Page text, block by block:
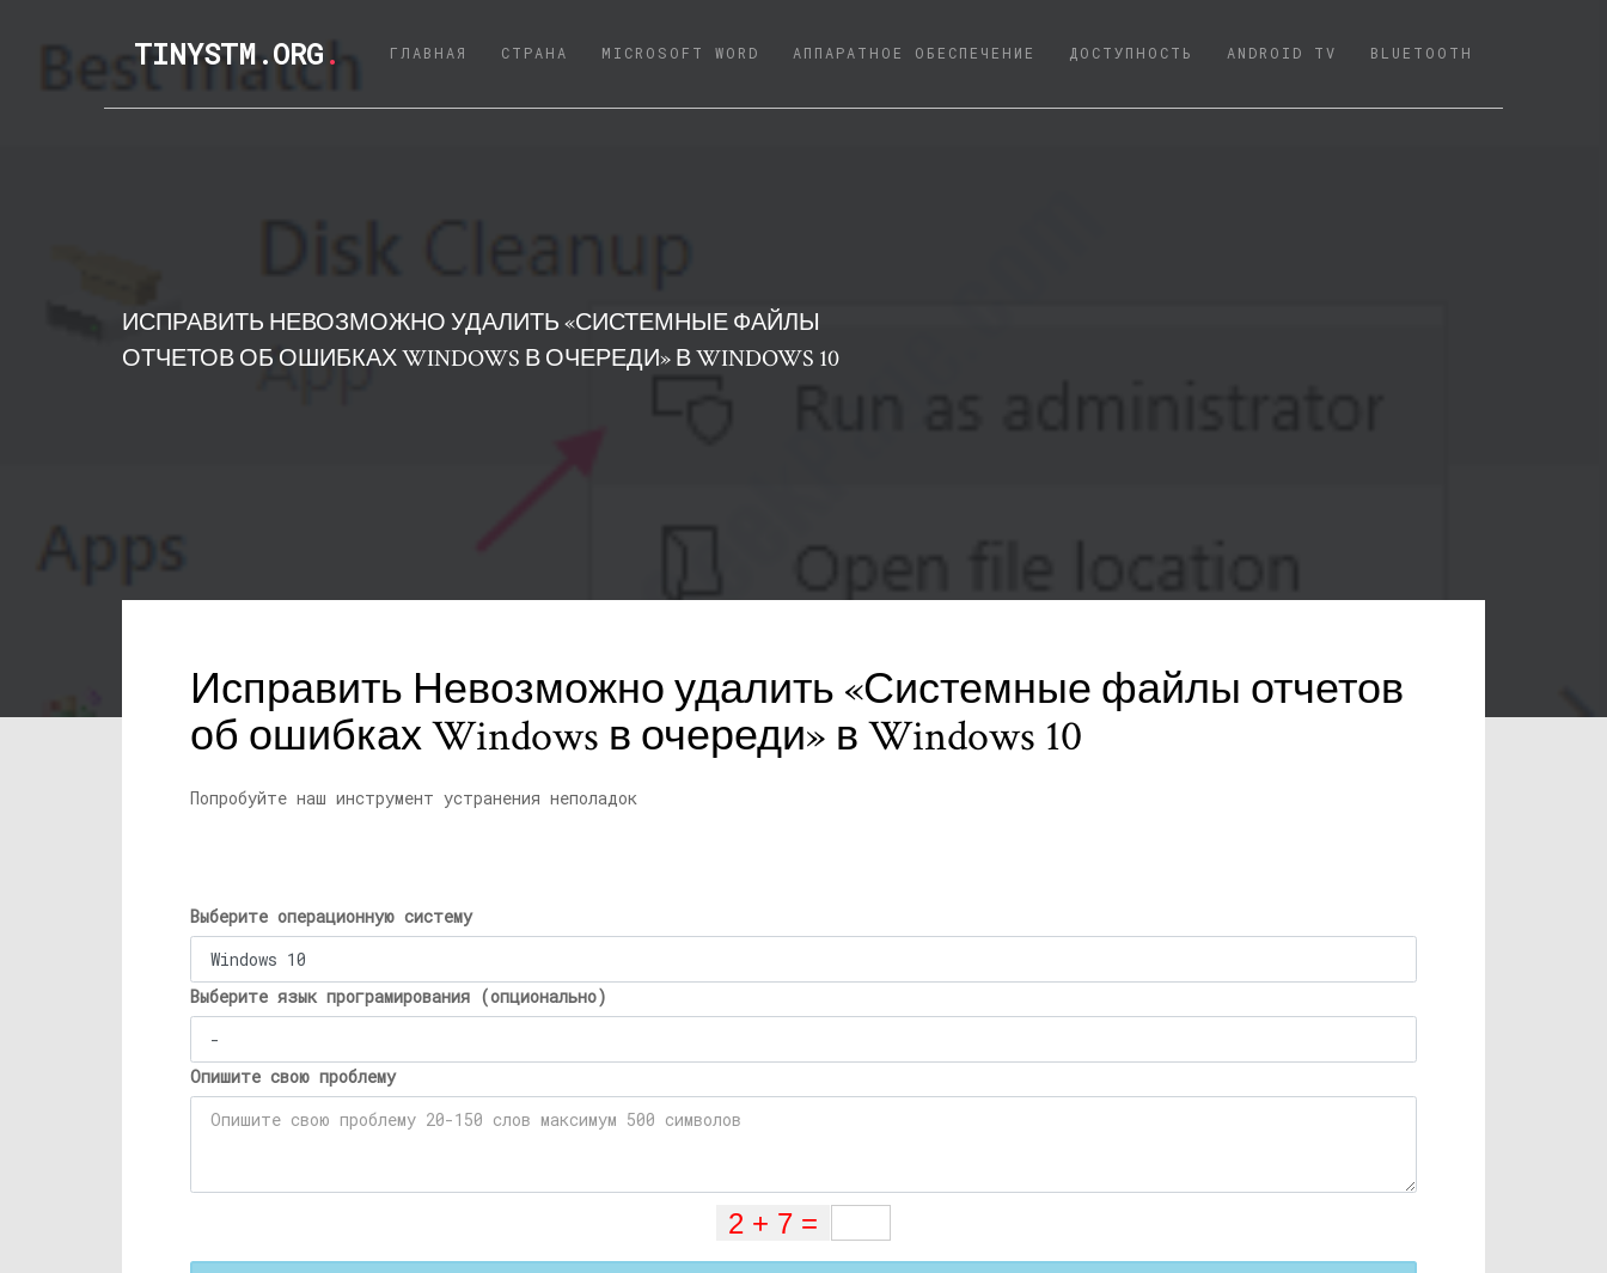
TINYSTM.ORG. ГЛАВНАЯ (CURRENT)
СТРАНА MICROSOFT WORD АППАРАТНОЕ ОБЕСПЕЧЕНИЕ ДОСТУПНОСТЬ ANDROID TV BLUETOOTH
ИСПРАВИТЬ НЕВОЗМОЖНО УДАЛИТЬ «СИСТЕМНЫЕ ФАЙЛЫ
ОТЧЕТОВ ОБ ОШИБКАХ WINDOWS В ОЧЕРЕДИ» В WINDOWS 10
Исправить Невозможно удалить «Системные файлы отчетов
об ошибках Windows в очереди» в Windows 10
Попробуйте наш инструмент устранения неполадок
Выберите операционную систему
Выберите язык програмирования (опционально)
Опишите свою проблему